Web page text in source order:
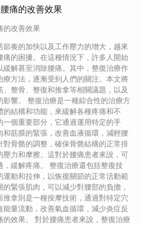
痛的改善效果
的改善效果
節奏的加快以及工作壓力的增大，越來
痛的困擾。在這種情況下，許多人開始
緩解甚至消除腰痛。其中，整復治療作
療方法，逐漸受到人們的關注。本文將
整骨、整復和推拿等相關議題，以及
影響。 整復治療是一種綜合性的治療方
的結構和功能，來緩解各種疼痛和不
一個重要部分，它通過運用特定的手
和筋膜的緊張，改善血液循環，減輕腰
對骨骼的調整，確保骨骼結構的正常排
壓力和摩擦。這對於腰痛患者來說，可
，緩解疼痛。 整復治療還包括整復技
運動和拉伸，以恢復關節的正常活動範
緊張肌肉，可以減少對腰部的負擔，
推拿則是一種按摩技術，通過對特定穴
量流動，改善氣血循環，減少炎症反
的效果。 對於腰痛患者來說，整復治療